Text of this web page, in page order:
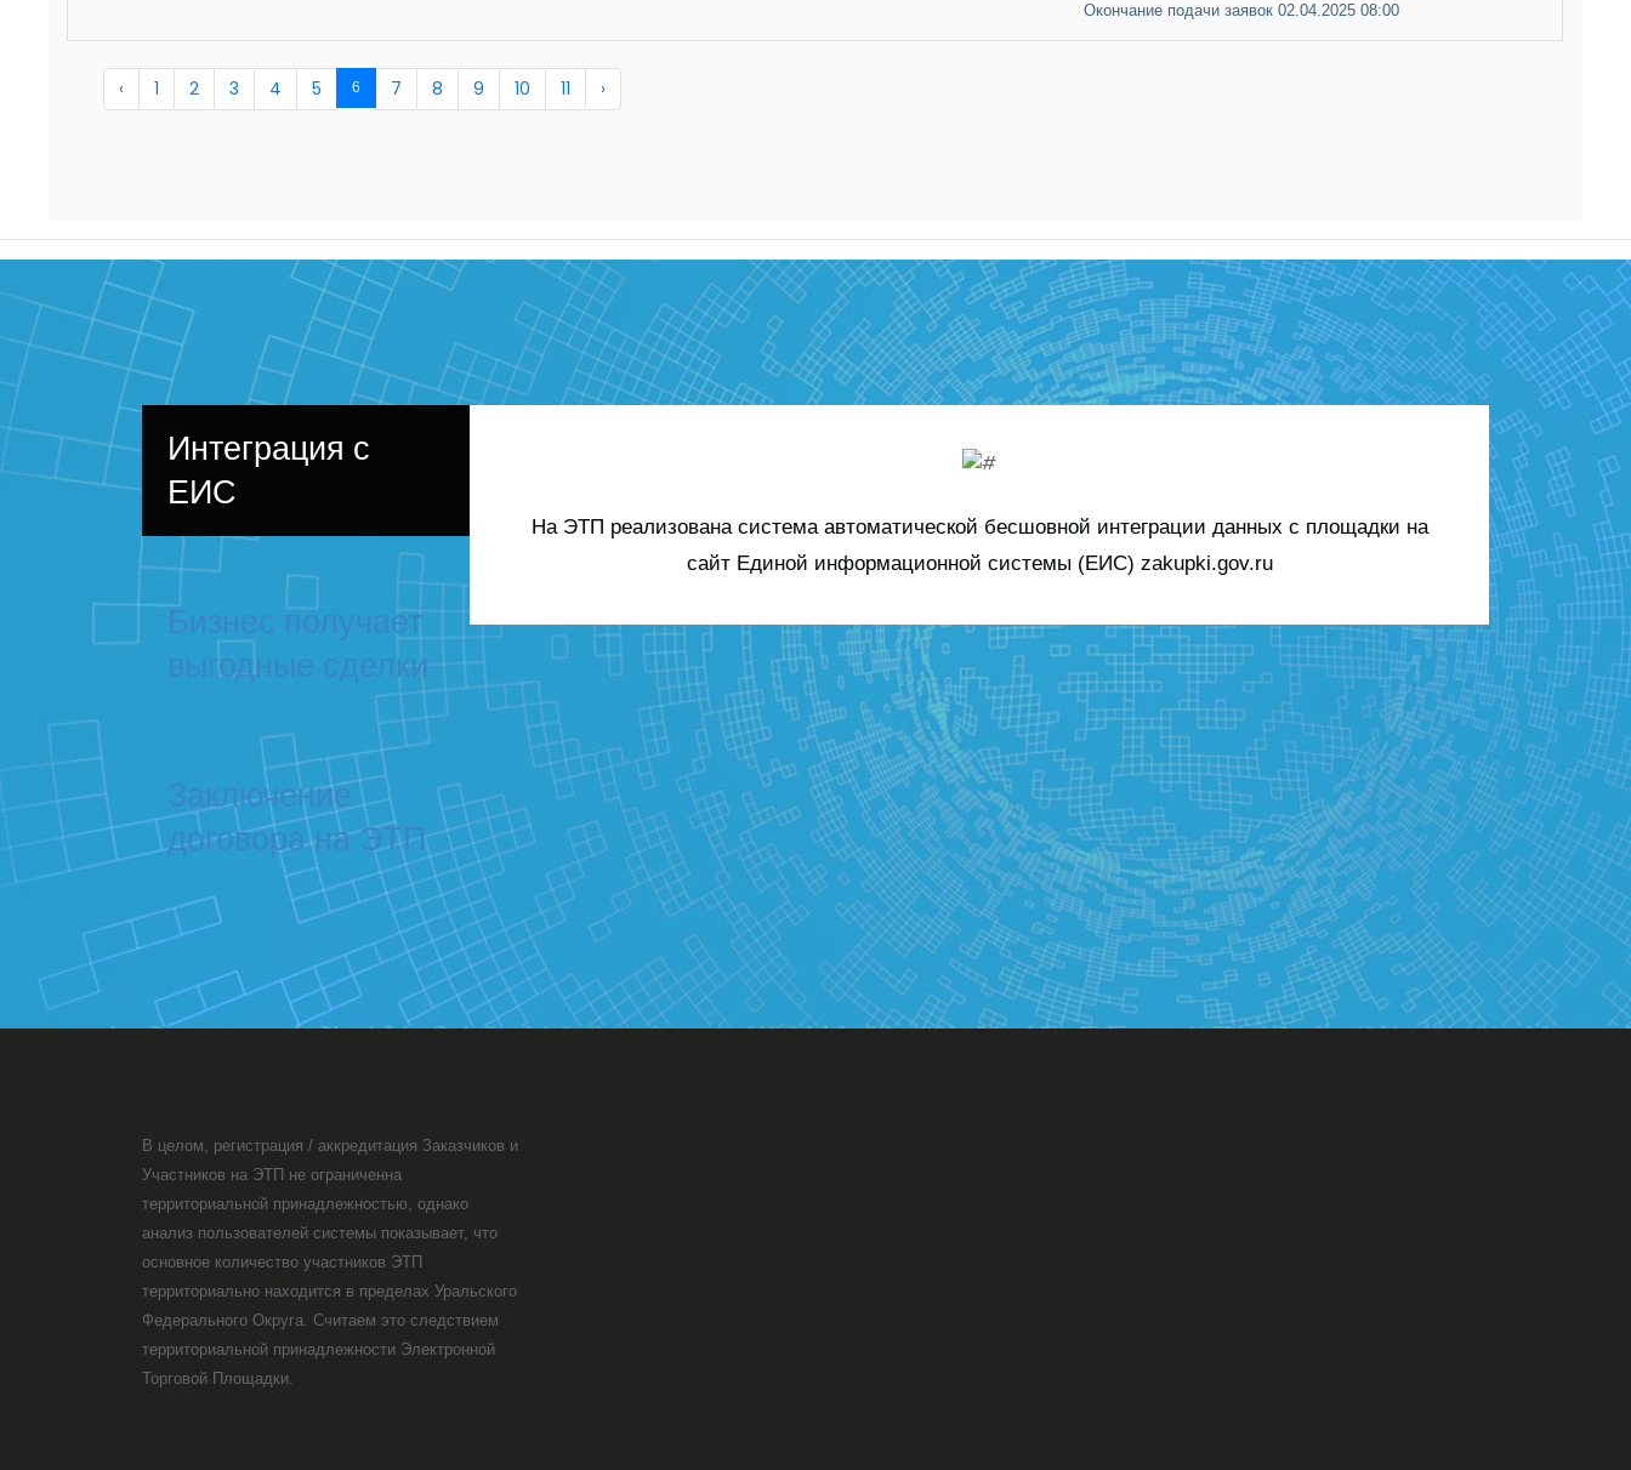
Окончание подачи заявок 02.04.2025 08:00
‹ 1 2 3 4 5 6 7 8 9 10 11 ›
Интеграция с
ЕИС
Бизнес получает
выгодные сделки
Заключение
договора на ЭТП
На ЭТП реализована система автоматической бесшовной интеграции данных с площадки на
сайт Единой информационной системы (ЕИС) zakupki.gov.ru
В целом, регистрация / аккредитация Заказчиков и
Участников на ЭТП не ограниченна
территориальной принадлежностью, однако
анализ пользователей системы показывает, что
основное количество участников ЭТП
территориально находится в пределах Уральского
Федерального Округа. Считаем это следствием
территориальной принадлежности Электронной
Торговой Площадки.